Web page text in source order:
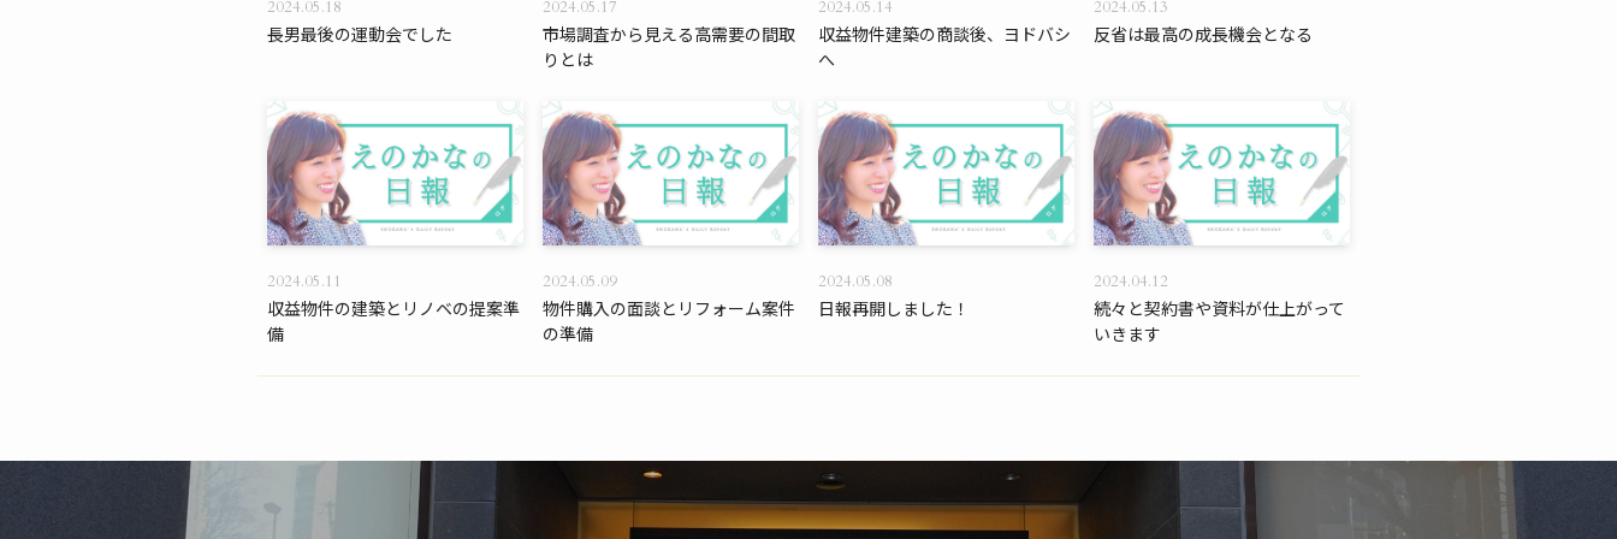
長男最後の運動会でした
2024.05.18
市場調査から見える高需要の間取
りとは
2024.05.17
収益物件建築の商談後、ヨドバシ
へ
2024.05.14
反省は最高の成長機会となる
2024.05.13
収益物件の建築とリノベの提案準
備
2024.05.11
物件購入の面談とリフォーム案件
の準備
2024.05.09
日報再開しました！
2024.05.08
続々と契約書や資料が仕上がって
いきます
2024.04.12